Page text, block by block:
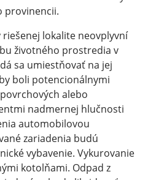
provinencii.
lokalite neovplyvní
životného prostredia v
sa umiestňovať na jej
boli potencionálnymi
alebo
nadmernej hlučnosti
automobilovou
zariadenia budú
vybavenie. Vykurovanie
kotolňami. Odpad z